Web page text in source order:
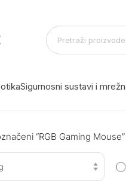
Sigurnosni sustavi i
“RGB Gaming Mouse”